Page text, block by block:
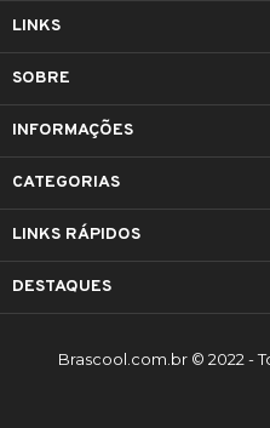
LINKS
SOBRE
INFORMAÇÕES
CATEGORIAS
LINKS RÁPIDOS
DESTAQUES
Brascool.com.br © 2022 -